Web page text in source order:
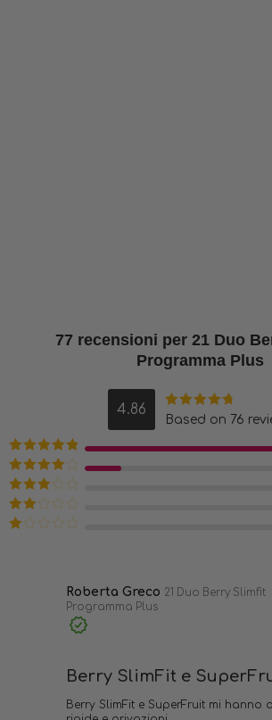
77 recensioni per 21 Duo
Programma Plus
4.86
Valutato
Based on 76
Valutato5
su 5
Valutato4
su 5
Valutato
3
Valutato
Roberta Greco 21 Duo Berry Slimfit
Programma Plus
Berry SlimFit e
Berry SlimFit e SuperFruit mi hanno